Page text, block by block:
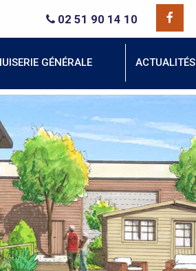
02 51 90 14 10
GÉNÉRALE ACTUALITÉS